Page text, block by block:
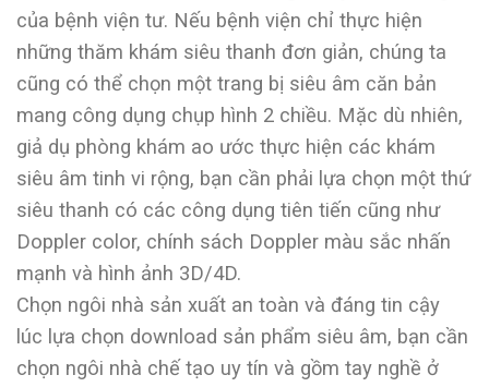
của bệnh viện tư. Nếu bệnh viện chỉ thực hiện
những thăm khám siêu thanh đơn giản, chúng ta
cũng có thể chọn một trang bị siêu âm căn bản
mang công dụng chụp hình 2 chiều. Mặc dù nhiên,
giả dụ phòng khám ao ước thực hiện các khám
siêu âm tinh vi rộng, bạn cần phải lựa chọn một thứ
siêu thanh có các công dụng tiên tiến cũng như
Doppler color, chính sách Doppler màu sắc nhấn
mạnh và hình ảnh 3D/4D.
Chọn ngôi nhà sản xuất an toàn và đáng tin cậy
lúc lựa chọn download sản phẩm siêu âm, bạn cần
chọn ngôi nhà chế tạo uy tín và gồm tay nghề ở